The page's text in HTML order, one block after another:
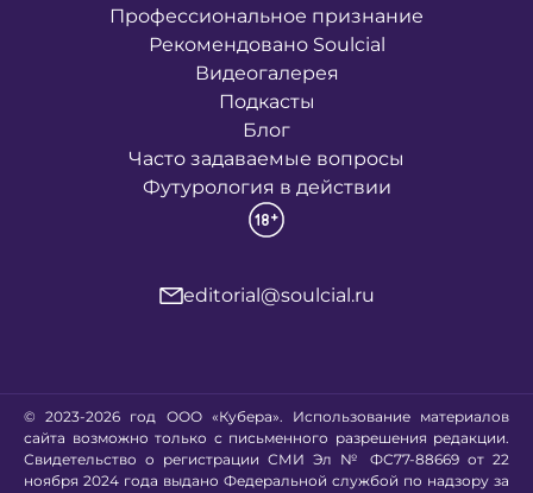
Профессиональное признание
Рекомендовано Soulcial
Видеогалерея
Подкасты
Блог
Часто задаваемые вопросы
Футурология в действии
editorial@soulcial.ru
© 2023-2026 год ООО «Кубера». Использование материалов
сайта возможно только с письменного разрешения редакции.
Свидетельство о регистрации СМИ Эл № ФС77-88669 от 22
ноября 2024 года выдано Федеральной службой по надзору за